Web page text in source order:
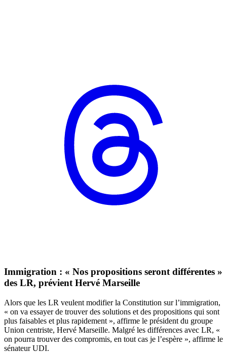
Immigration : « Nos propositions seront différentes »
des LR, prévient Hervé Marseille
Alors que les LR veulent modifier la Constitution sur l’immigration,
« on va essayer de trouver des solutions et des propositions qui sont
plus faisables et plus rapidement », affirme le président du groupe
Union centriste, Hervé Marseille. Malgré les différences avec LR, «
on pourra trouver des compromis, en tout cas je l’espère », affirme le
sénateur UDI.